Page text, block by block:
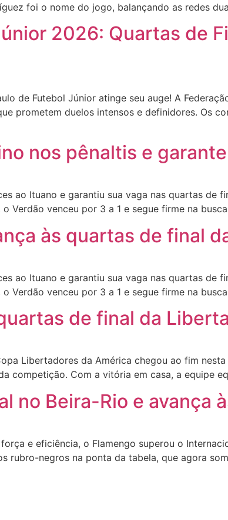
foi o nome do jogo, balançando as redes
2026: Quartas de
de Futebol Júnior atinge seu auge! A
prometem duelos intensos e definidores. Os
nos pênaltis e
ao Ituano e garantiu sua vaga nas quartas de
Verdão venceu por 3 a 1 e segue firme na
às quartas de final
ao Ituano e garantiu sua vaga nas quartas de
Verdão venceu por 3 a 1 e segue firme na
de final da
Libertadores da América chegou ao fim
competição. Com a vitória em casa, a equipe
no Beira-Rio e avança
e eficiência, o Flamengo superou o
rubro-negros na ponta da tabela, que agora